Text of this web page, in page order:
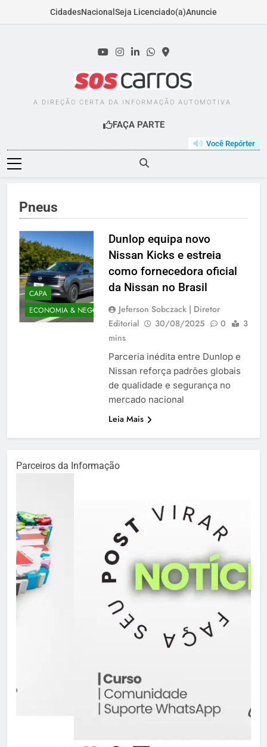
CidadesNacional Seja Licenciado(a)Anuncie
A DIREÇÃO CERTA DA INFORMAÇÃO AUTOMOTIVA.
FAÇA PARTE
Você Repórter
Pneus
CAPA
ECONOMIA & NEGÓCIOS
Dunlop equipa novo
Nissan Kicks e estreia
como fornecedora oficial
da Nissan no Brasil
Jeferson Sobczack | Diretor
Editorial
30/08/2025 0
3
mins
Parceria inédita entre Dunlop e
Nissan reforça padrões globais
de qualidade e segurança no
mercado nacional
Leia Mais
Parceiros da Informação